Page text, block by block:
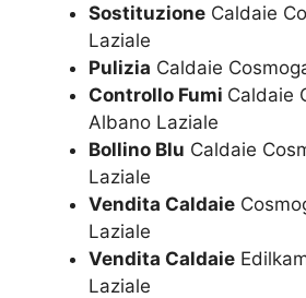
Sostituzione Caldaie
Laziale
Pulizia Caldaie
Controllo Fumi Caldaie
Albano Laziale
Bollino Blu Caldaie
Laziale
Vendita Caldaie
Laziale
Vendita Caldaie
Laziale